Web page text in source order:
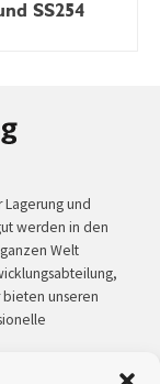
SS254
und
werden in den
Welt
unseren